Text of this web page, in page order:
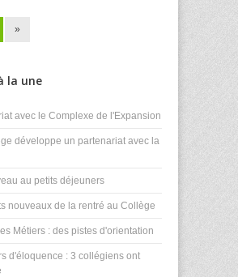
»
la une
avec le Complexe de l'Expansion
développe un partenariat avec la
au petits déjeuners
nouveaux de la rentré au Collège
Métiers : des pistes d'orientation
d'éloquence : 3 collégiens ont